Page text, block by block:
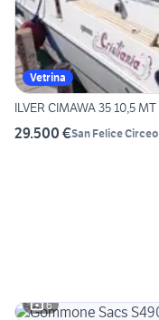
Vetrina
ILVER CIMAWA 35 10,5 MT
29.500 €San Felice Circeo
6